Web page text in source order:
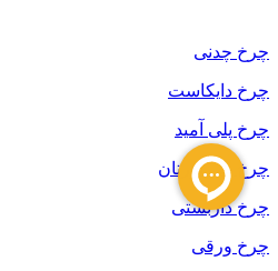
چرخ چدنی
چرخ دایکاست
چرخ پلی آمید
چرخ پلی اورتان
چرخ داربستی
چرخ ورقی